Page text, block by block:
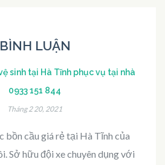
LUẬN
sinh tại Hà Tĩnh phục vụ tại nhà
0933 151 844
Tháng 2 20, 2021
bồn cầu giá rẻ tại Hà Tĩnh của
Sở hữu đội xe chuyên dụng với